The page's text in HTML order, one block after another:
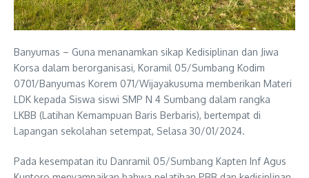
Banyumas – Guna menanamkan sikap Kedisiplinan dan Jiwa
Korsa dalam berorganisasi, Koramil 05/Sumbang Kodim
0701/Banyumas Korem 071/Wijayakusuma memberikan Materi
LDK kepada Siswa siswi SMP N 4 Sumbang dalam rangka
LKBB (Latihan Kemampuan Baris Berbaris), bertempat di
Lapangan sekolahan setempat, Selasa 30/01/2024.
Pada kesempatan itu Danramil 05/Sumbang Kapten Inf Agus